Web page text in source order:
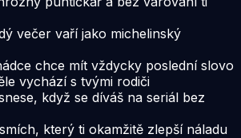
večer vaří jako michelinský
chce mít vždycky poslední slovo
vychází s tvými rodiči
když se díváš na seriál bez
který ti okamžitě zlepší náladu